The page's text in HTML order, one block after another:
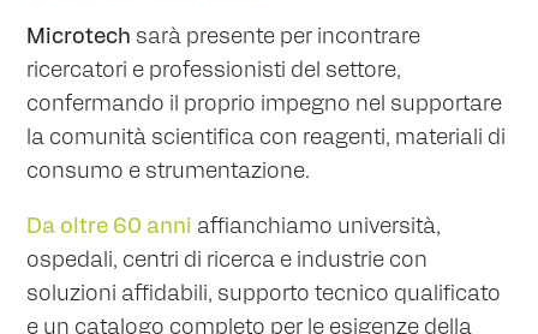
Microtech sarà presente per incontrare
ricercatori e professionisti del settore,
confermando il proprio impegno nel supportare
la comunità scientifica con reagenti, materiali di
consumo e strumentazione.
Da oltre 60 anni affianchiamo università,
ospedali, centri di ricerca e industrie con
soluzioni affidabili, supporto tecnico qualificato
e un catalogo completo per le esigenze della